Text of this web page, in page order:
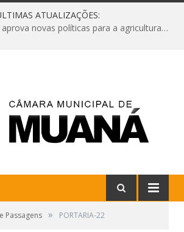
ATUALIZAÇÕES:
Câmara de Muaná aprova novas políticas para a agricultura e solicita reforma da Ponte do Reduto
Passagens » PORTARIA-22